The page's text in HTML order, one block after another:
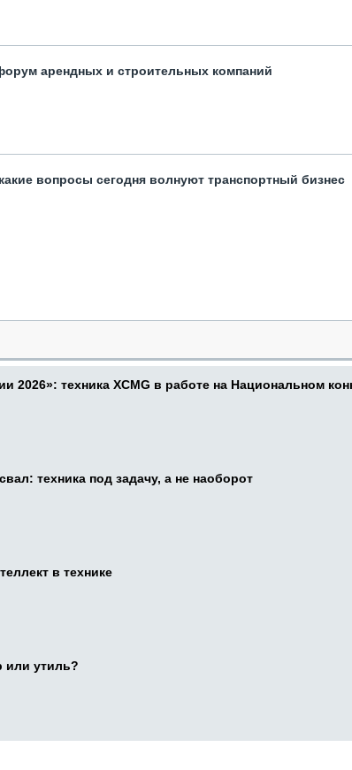
арендных и строительных компаний
вопросы сегодня волнуют транспортный бизнес
2026»: техника XCMG в работе на Национальном
техника под задачу, а не наоборот
в технике
или утиль?